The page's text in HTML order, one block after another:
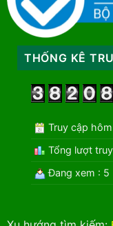
THỐNG KÊ
Truy cập
Tổng lượt
Đang xem : 5